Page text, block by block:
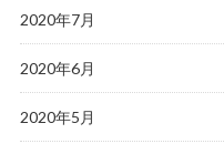
2020年7月
2020年6月
2020年5月